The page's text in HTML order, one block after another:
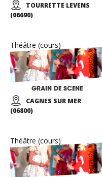
TOURRETTE LEVENS
(06690)
Théâtre (cours)
GRAIN DE SCENE
CAGNES SUR MER
(06800)
Théâtre (cours)